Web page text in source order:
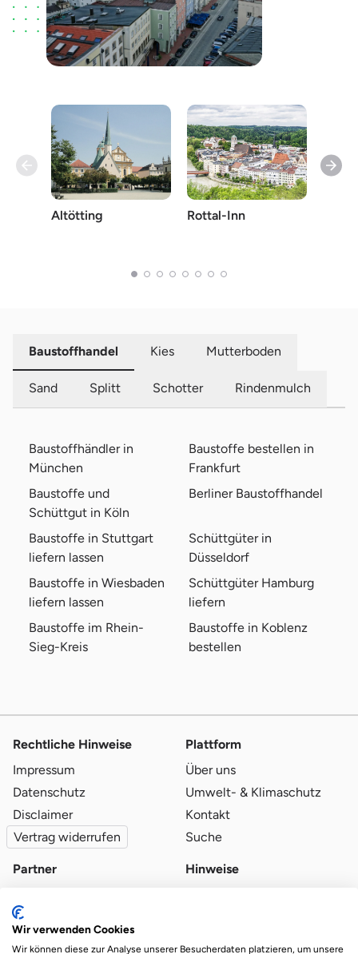
Altötting Rottal-Inn
Baustoffhandel Kies Mutterboden
Sand Splitt Schotter Rindenmulch
Baustoffhändler in
München
Baustoffe bestellen in
Frankfurt
Baustoffe und
Schüttgut in Köln
Berliner Baustoffhandel
Baustoffe in Stuttgart
liefern lassen
Schüttgüter in
Düsseldorf
Baustoffe in Wiesbaden
liefern lassen
Schüttgüter Hamburg
liefern
Baustoffe im Rhein-
Sieg-Kreis
Baustoffe in Koblenz
bestellen
Rechtliche Hinweise
Impressum
Datenschutz
Disclaimer
Vertrag widerrufen
Plattform
Über uns
Umwelt- & Klimaschutz
Kontakt
Suche
Partner
Qualitätsvoraussetzungen
Partner-Login
Hinweise
Wir verwenden Cookies
Wir können diese zur Analyse unserer Besucherdaten platzieren, um unsere